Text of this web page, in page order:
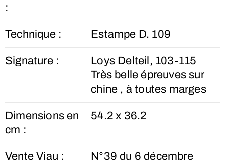
:
Technique : Estampe D. 109
Signature :
Loys Delteil, 103-115
Très belle épreuves sur
chine , à toutes marges
Dimensions en
cm :
54.2 x 36.2
Vente Viau :
N°39 du 6 décembre